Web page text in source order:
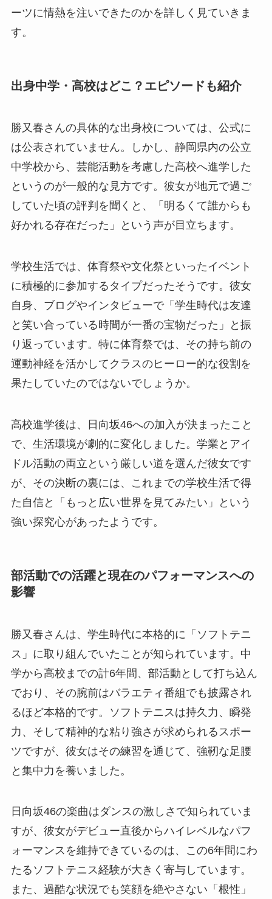
ーツに情熱を注いできたのかを詳しく見ていきま
す。
出身中学・高校はどこ？エピソードも紹介
勝又春さんの具体的な出身校については、公式に
は公表されていません。しかし、静岡県内の公立
中学校から、芸能活動を考慮した高校へ進学した
というのが一般的な見方です。彼女が地元で過ご
していた頃の評判を聞くと、「明るくて誰からも
好かれる存在だった」という声が目立ちます。
学校生活では、体育祭や文化祭といったイベント
に積極的に参加するタイプだったそうです。彼女
自身、ブログやインタビューで「学生時代は友達
と笑い合っている時間が一番の宝物だった」と振
り返っています。特に体育祭では、その持ち前の
運動神経を活かしてクラスのヒーロー的な役割を
果たしていたのではないでしょうか。
高校進学後は、日向坂46への加入が決まったこと
で、生活環境が劇的に変化しました。学業とアイ
ドル活動の両立という厳しい道を選んだ彼女です
が、その決断の裏には、これまでの学校生活で得
た自信と「もっと広い世界を見てみたい」という
強い探究心があったようです。
部活動での活躍と現在のパフォーマンスへの
影響
勝又春さんは、学生時代に本格的に「ソフトテニ
ス」に取り組んでいたことが知られています。中
学から高校までの計6年間、部活動として打ち込ん
でおり、その腕前はバラエティ番組でも披露され
るほど本格的です。ソフトテニスは持久力、瞬発
力、そして精神的な粘り強さが求められるスポー
ツですが、彼女はその練習を通じて、強靭な足腰
と集中力を養いました。
日向坂46の楽曲はダンスの激しさで知られていま
すが、彼女がデビュー直後からハイレベルなパフ
ォーマンスを維持できているのは、この6年間にわ
たるソフトテニス経験が大きく寄与しています。
また、過酷な状況でも笑顔を絶やさない「根性」